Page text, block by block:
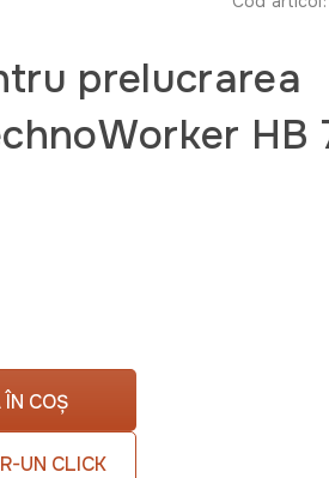
prelucrarea
HB
COȘ
UN CLICK